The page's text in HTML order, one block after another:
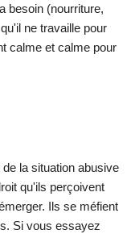
besoin (nourriture,
ne travaille pour
calme et calme pour
la situation abusive
qu'ils perçoivent
Ils se méfient
Si vous essayez